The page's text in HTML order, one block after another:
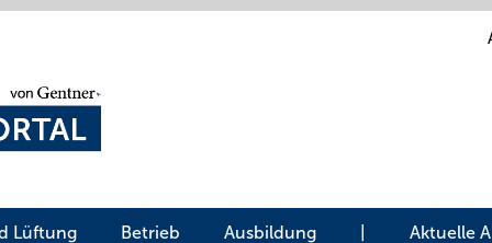
Lüftung Betrieb Ausbildung Aktuelle